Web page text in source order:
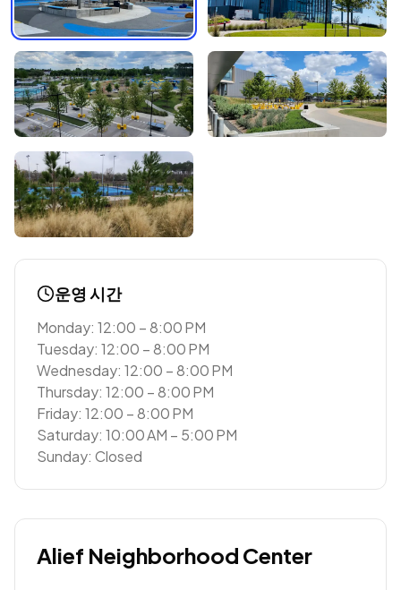
운영 시간
Monday: 12:00 – 8:00 PM
Tuesday: 12:00 – 8:00 PM
Wednesday: 12:00 – 8:00 PM
Thursday: 12:00 – 8:00 PM
Friday: 12:00 – 8:00 PM
Saturday: 10:00 AM – 5:00 PM
Sunday: Closed
Alief Neighborhood Center